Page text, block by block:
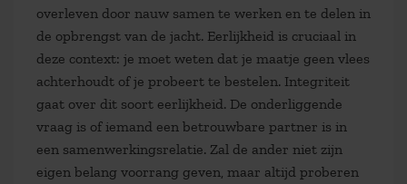
overleven door nauw samen te werken en te delen in
de opbrengst van de jacht. Eerlijkheid is cruciaal in
deze context: je moet weten dat je maatje geen vlees
achterhoudt of je probeert te bestelen. Integriteit
gaat over dit soort eerlijkheid. De onderliggende
vraag is of iemand een betrouwbare partner is in
een samenwerkingsrelatie. Zal de ander niet zijn
eigen belang voorrang geven, maar altijd proberen